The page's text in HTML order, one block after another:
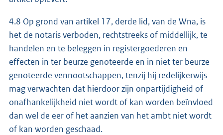
4.8 Op grond van artikel 17, derde lid, van de Wna, is
het de notaris verboden, rechtstreeks of middellijk, te
handelen en te beleggen in registergoederen en
effecten in ter beurze genoteerde en in niet ter beurze
genoteerde vennootschappen, tenzij hij redelijkerwijs
mag verwachten dat hierdoor zijn onpartijdigheid of
onafhankelijkheid niet wordt of kan worden beïnvloed
dan wel de eer of het aanzien van het ambt niet wordt
of kan worden geschaad.